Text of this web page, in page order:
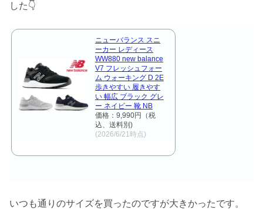
した👇
ニューバランス スニ
ーカー レディース
WW880 new balance
V7 フレッシュフォー
ム ウォーキング D 2E
歩きやすい 履きやす
い 幅広 ブラック グレ
ー ネイビー 靴 NB
価格：9,990円（税
込、送料別)
(2026/6/21時点)
いつも通りのサイズを買ったのですが大きかったです。